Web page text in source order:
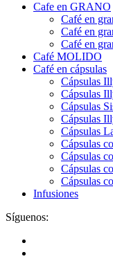
Cafe en GRANO
Café en
Café en
Café en
Café MOLIDO
Café en cápsulas
Cápsulas
Cápsulas
Cápsulas
Cápsulas
Cápsulas
Cápsulas
Cápsulas
Cápsulas
Cápsulas
Infusiones
Síguenos: